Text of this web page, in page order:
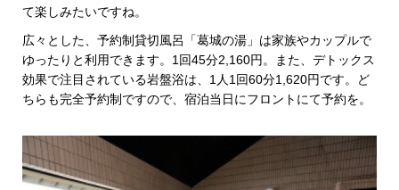
て楽しみたいですね。
広々とした、予約制貸切風呂「葛城の湯」は家族やカップルで
ゆったりと利用できます。1回45分2,160円。また、デトックス
効果で注目されている岩盤浴は、1人1回60分1,620円です。ど
ちらも完全予約制ですので、宿泊当日にフロントにて予約を。